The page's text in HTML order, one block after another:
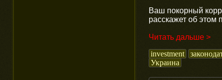
Ваш покорный
расскажет об этом
Читать дальше >
investment
Украина